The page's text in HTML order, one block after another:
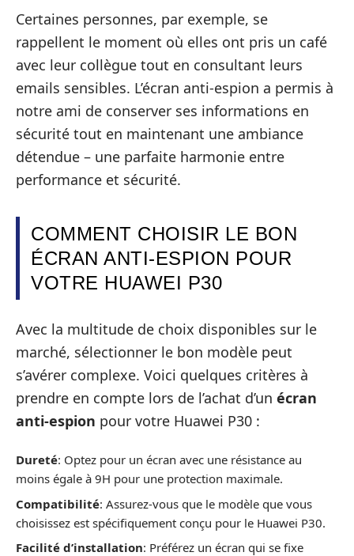
Certaines personnes, par exemple, se
rappellent le moment où elles ont pris un café
avec leur collègue tout en consultant leurs
emails sensibles. L’écran anti-espion a permis à
notre ami de conserver ses informations en
sécurité tout en maintenant une ambiance
détendue – une parfaite harmonie entre
performance et sécurité.
COMMENT CHOISIR LE BON
ÉCRAN ANTI-ESPION POUR
VOTRE HUAWEI P30
Avec la multitude de choix disponibles sur le
marché, sélectionner le bon modèle peut
s’avérer complexe. Voici quelques critères à
prendre en compte lors de l’achat d’un écran
anti-espion pour votre Huawei P30 :
Dureté: Optez pour un écran avec une résistance au
moins égale à 9H pour une protection maximale.
Compatibilité: Assurez-vous que le modèle que vous
choisissez est spécifiquement conçu pour le Huawei P30.
Facilité d’installation: Préférez un écran qui se fixe